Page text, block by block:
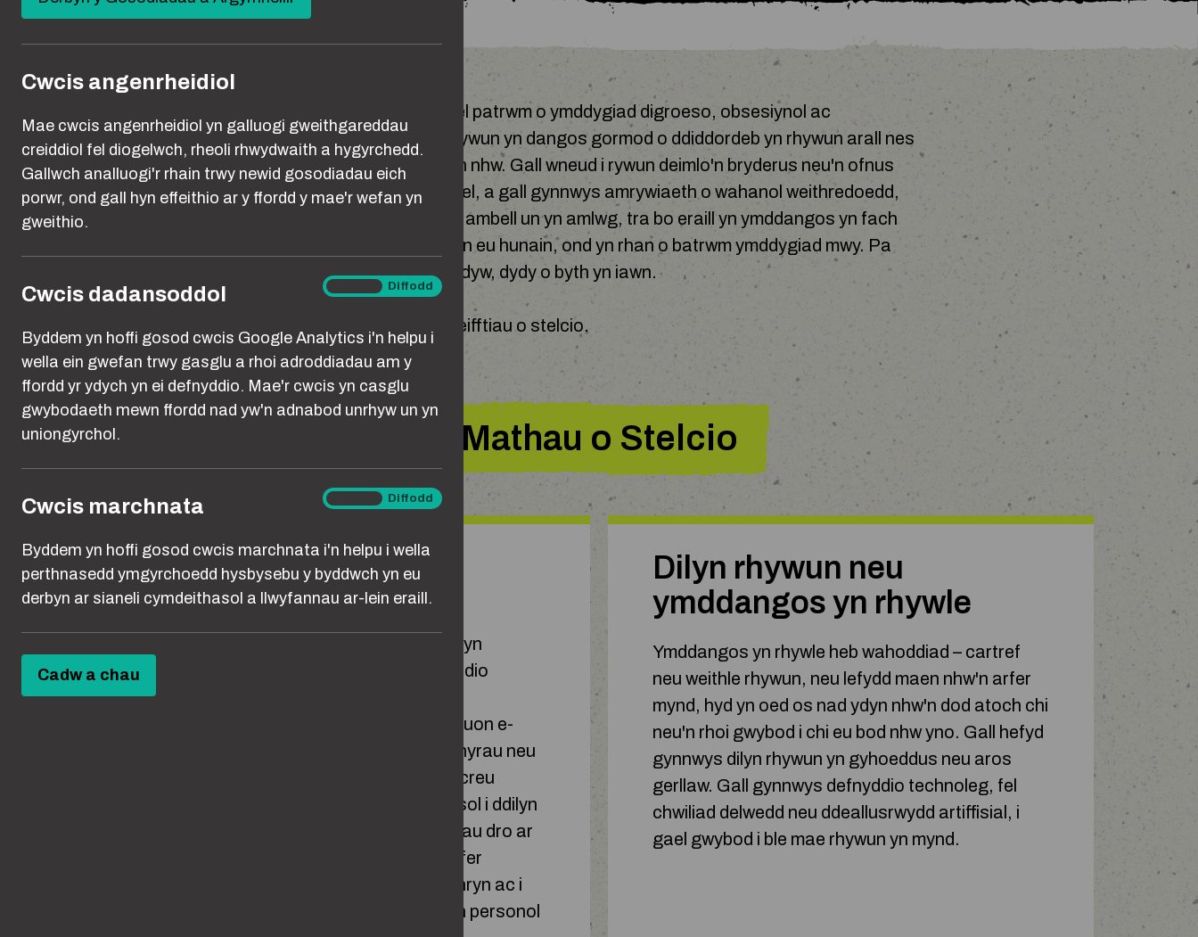
You are here:
Gellir disgrifio stelcio fel patrwm o ymddygiad digroeso, obsesiynol ac
ailadroddus, lle mae rhywun yn dangos gormod o ddiddordeb yn rhywun arall nes
bod hynny'n tarfu arnyn nhw. Gall wneud i rywun deimlo'n bryderus neu'n ofnus
neu nad ydynt yn ddiogel, a gall gynnwys amrywiaeth o wahanol weithredoedd,
ar-lein ac fel arall. Mae ambell un yn amlwg, tra bo eraill yn ymddangos yn fach
neu'n ddiniwed ar eu pen eu hunain, ond yn rhan o batrwm ymddygiad mwy. Pa
fath bynnag o stelcio ydyw, dydy o byth yn iawn.
Dyma ychydig o enghreifftiau o stelcio.
Mathau o Stelcio
Cyswllt heb ganiatâd
negeseuon digroeso dro ar ôl tro. Gall hyn
gynnwys anfon negeseuon neu ddefnyddio
technoleg, fel deallusrwydd artiffisial, i
awtomeiddio negeseuon, anfon negeseuon e-
bost o gyfrifon gwahanol neu anfon llythyrau neu
roddion annisgwyl. Gall hefyd gynnwys creu
proffiliau ffug ar y cyfryngau cymdeithasol i ddilyn
neu aflonyddu ar rywun, gwneud sylwadau dro ar
ôl tro ar bostiadau, cofrestru pobl ar gyfer
gwasanaethau heb eu caniatâd i'w dychryn ac i
aflonyddu arnynt, hacio i mewn i gyfrifon personol
Dilyn rhywun neu
ymddangos yn rhywle
Ymddangos yn rhywle heb wahoddiad – cartref
neu weithle rhywun, neu lefydd maen nhw'n arfer
mynd, hyd yn oed os nad ydyn nhw'n dod atoch chi
neu'n rhoi gwybod i chi eu bod nhw yno. Gall hefyd
gynnwys dilyn rhywun yn gyhoeddus neu aros
gerllaw. Gall gynnwys defnyddio technoleg, fel
chwiliad delwedd neu ddeallusrwydd artiffisial, i
gael gwybod i ble mae rhywun yn mynd.
new
window)
Cwcis angenrheidiol
Mae cwcis angenrheidiol yn galluogi gweithgareddau
creiddiol fel diogelwch, rheoli rhwydwaith a hygyrchedd.
Gallwch analluogi'r rhain trwy newid gosodiadau eich
porwr, ond gall hyn effeithio ar y ffordd y mae'r wefan yn
gweithio.
Cwcis dadansoddol
Byddem yn hoffi gosod cwcis Google Analytics i'n helpu i
wella ein gwefan trwy gasglu a rhoi adroddiadau am y
ffordd yr ydych yn ei defnyddio. Mae'r cwcis yn casglu
gwybodaeth mewn ffordd nad yw'n adnabod unrhyw un yn
uniongyrchol.
Cwcis
Diffodd
Cwcis marchnata
Byddem yn hoffi gosod cwcis marchnata i'n helpu i wella
perthnasedd ymgyrchoedd hysbysebu y byddwch yn eu
derbyn ar sianeli cymdeithasol a llwyfannau ar-lein eraill.
Cwcis
Diffodd
Cadw a chau